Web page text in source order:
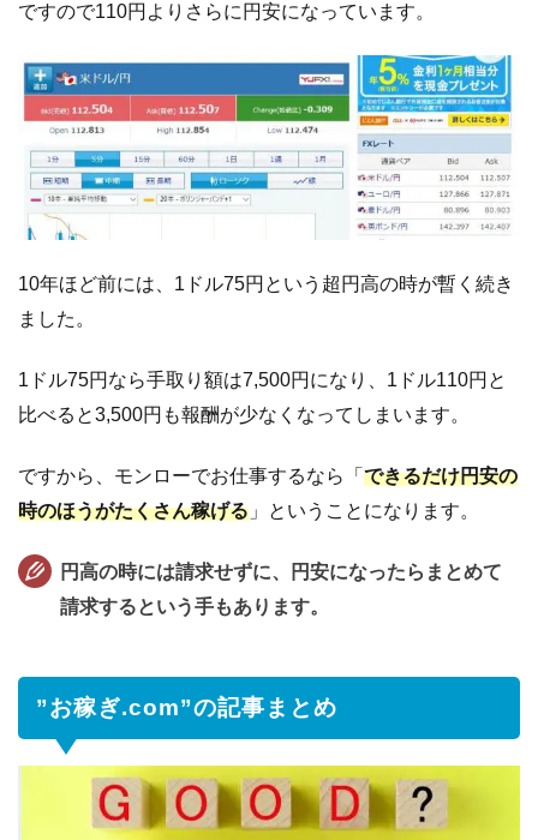
ですので110円よりさらに円安になっています。
10年ほど前には、1ドル75円という超円高の時が暫く続き
ました。
1ドル75円なら手取り額は7,500円になり、1ドル110円と
比べると3,500円も報酬が少なくなってしまいます。
ですから、モンローでお仕事するなら「 できるだけ円安の
時のほうがたくさん稼げる 」ということになります。
円高の時には請求せずに、円安になったらまとめて
請求するという手もあります。
”お稼ぎ.com”の記事まとめ